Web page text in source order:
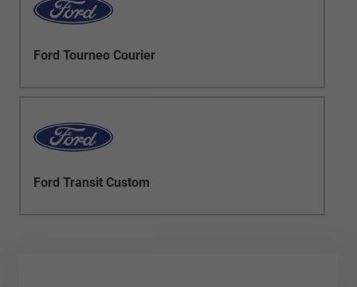
Ford Tourneo Courier
Ford Transit Custom